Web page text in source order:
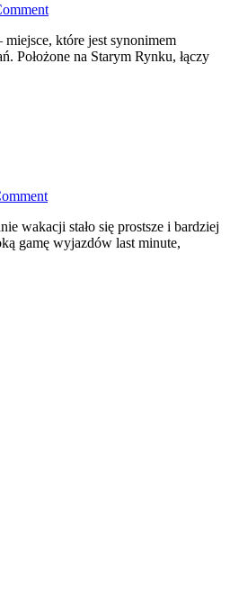
które jest synonimem
Położone na Starym Rynku, łączy
wakacji stało się prostsze i bardziej
gamę wyjazdów last minute,